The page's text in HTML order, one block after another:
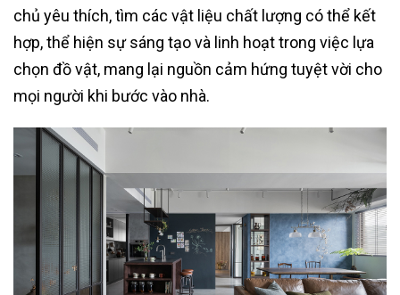
chủ yêu thích, tìm các vật liệu chất lượng có thể kết
hợp, thể hiện sự sáng tạo và linh hoạt trong việc lựa
chọn đồ vật, mang lại nguồn cảm hứng tuyệt vời cho
mọi người khi bước vào nhà.